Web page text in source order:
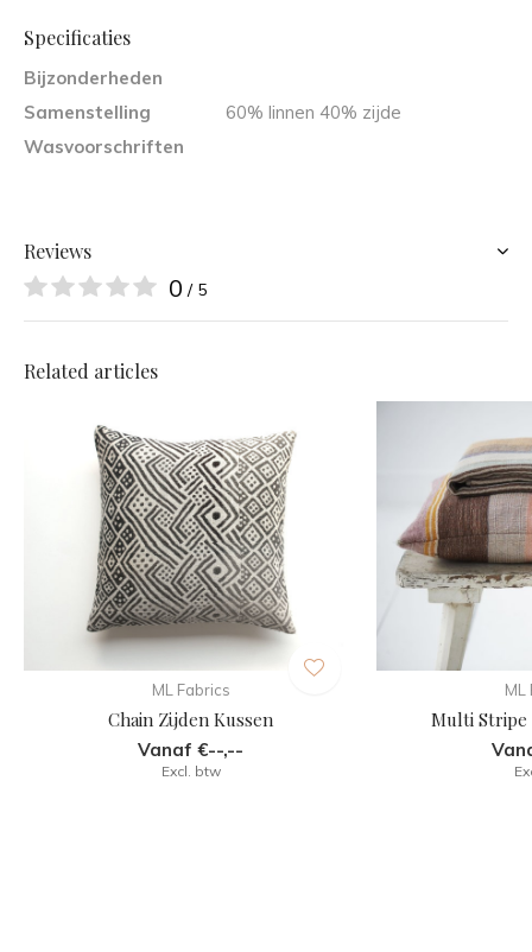
Specificaties
Bijzonderheden
Samenstelling
60% linnen 40% zijde
Wasvoorschriften
Reviews
0 / 5
Related articles
ML Fabrics
Chain Zijden Kussen
Vanaf €--,--
Excl. btw
ML
Multi Stripe